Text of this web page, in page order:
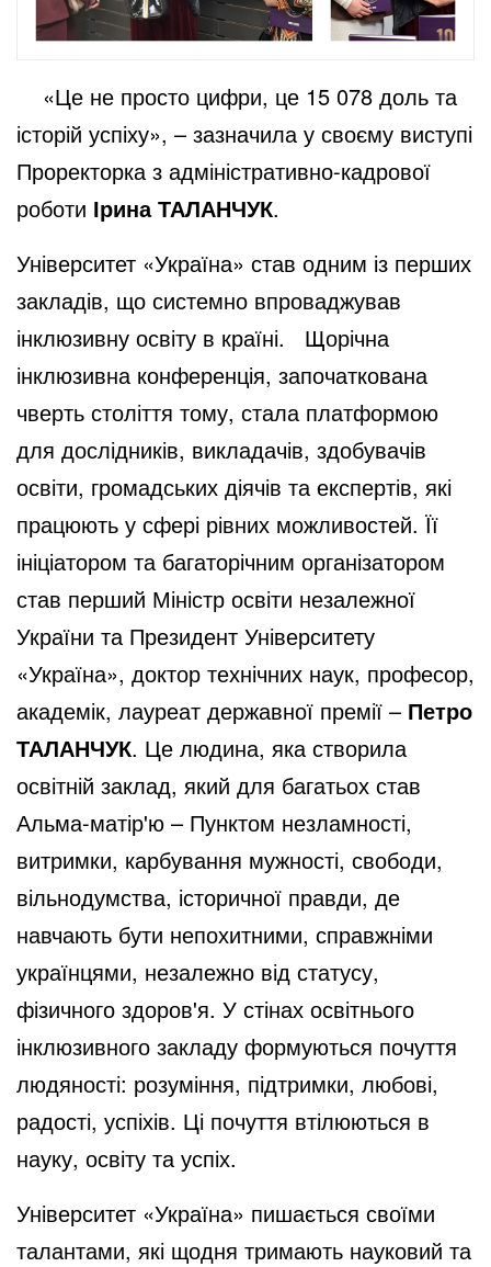
«Це не просто цифри, це 15 078 доль та
історій успіху», – зазначила у своєму виступі
Проректорка з адміністративно-кадрової
роботи Ірина ТАЛАНЧУК.
Університет «Україна» став одним із перших
закладів, що системно впроваджував
інклюзивну освіту в країні. Щорічна
інклюзивна конференція, започаткована
чверть століття тому, стала платформою
для дослідників, викладачів, здобувачів
освіти, громадських діячів та експертів, які
працюють у сфері рівних можливостей. Її
ініціатором та багаторічним організатором
став перший Міністр освіти незалежної
України та Президент Університету
«Україна», доктор технічних наук, професор,
академік, лауреат державної премії – Петро
ТАЛАНЧУК. Це людина, яка створила
освітній заклад, який для багатьох став
Альма-матір'ю – Пунктом незламності,
витримки, карбування мужності, свободи,
вільнодумства, історичної правди, де
навчають бути непохитними, справжніми
українцями, незалежно від статусу,
фізичного здоров'я. У стінах освітнього
інклюзивного закладу формуються почуття
людяності: розуміння, підтримки, любові,
радості, успіхів. Ці почуття втілюються в
науку, освіту та успіх.
Університет «Україна» пишається своїми
талантами, які щодня тримають науковий та